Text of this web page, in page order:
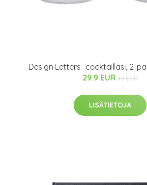
Design Letters -cocktaillasi, 2-
29.9 EUR 40 EUR
LISÄTIETOJA